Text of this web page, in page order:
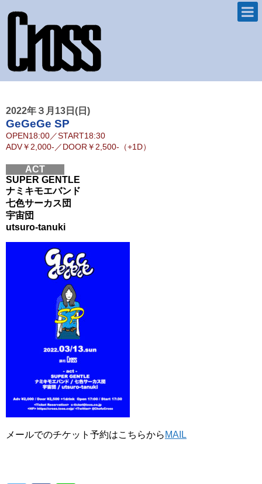
2022年３月13日(日)
GeGeGe SP
OPEN18:00／START18:30
ADV￥2,000- ／DOOR ￥2,500-（+1D）
ACT
SUPER GENTLE
ナミキモエバンド
七色サーカス団
宇宙団
utsuro-tanuki
メールでのチケット予約はこちらから MAIL